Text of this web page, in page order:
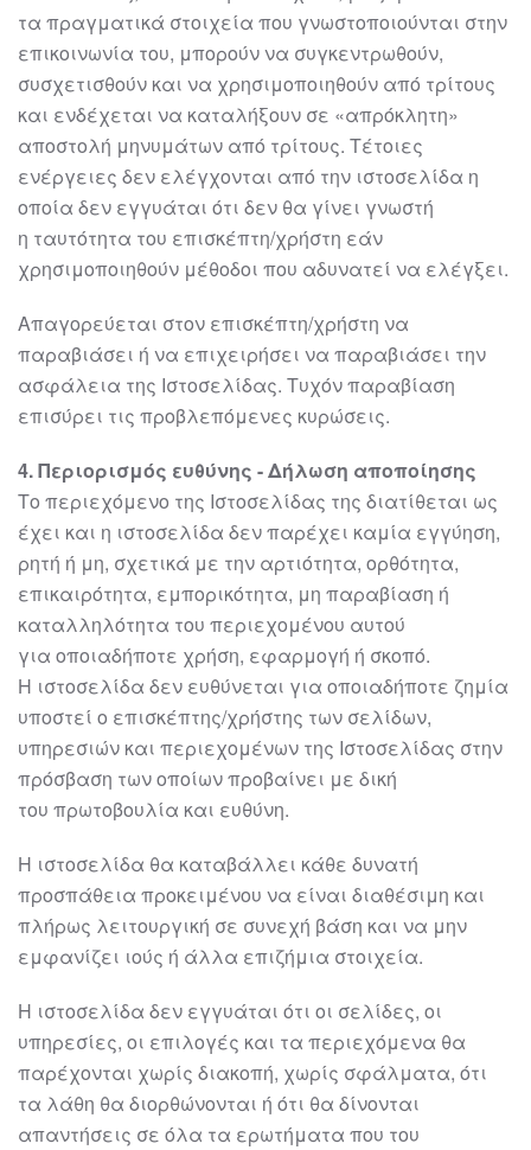
τα πραγματικά στοιχεία που γνωστοποιούνται στην
επικοινωνία του, μπορούννα συγκεντρωθούν,
συσχετισθούν και να χρησιμοποιηθούν από τρίτους
και ενδέχεται να καταλήξουν σε «απρόκλητη»
αποστολή μηνυμάτων από τρίτους. Τέτοιες
ενέργειες δεν ελέγχονται από την ιστοσελίδα η
οποία δεν εγγυάται ότι δεν θα γίνει γνωστή
η ταυτότητα του επισκέπτη/χρήστη εάν
χρησιμοποιηθούν μέθοδοι που αδυνατεί να ελέγξει.
Απαγορεύεται στον επισκέπτη/χρήστη να
παραβιάσει ή να επιχειρήσει να παραβιάσει την
ασφάλεια της Ιστοσελίδας. Τυχόν παραβίαση
επισύρει τις προβλεπόμενες κυρώσεις.
4. Περιορισμός ευθύνης -Δήλωση αποποίησης
Το περιεχόμενο της Ιστοσελίδας της διατίθεται ως
έχει και η ιστοσελίδα δεν παρέχει καμία εγγύηση,
ρητή ή μη, σχετικά με την αρτιότητα, ορθότητα,
επικαιρότητα, εμπορικότητα, μη παραβίαση ή
καταλληλότητα του περιεχομένου αυτού
για οποιαδήποτε χρήση, εφαρμογή ή σκοπό.
Η ιστοσελίδα δεν ευθύνεται για οποιαδήποτε ζημία
υποστεί ο επισκέπτης/χρήστης των σελίδων,
υπηρεσιών και περιεχομένων της Ιστοσελίδας στην
πρόσβαση των οποίων προβαίνει με δική
του πρωτοβουλία και ευθύνη.
Η ιστοσελίδα θα καταβάλλει κάθε δυνατή
προσπάθεια προκειμένου να είναι διαθέσιμη και
πλήρως λειτουργική σε συνεχή βάση και να μην
εμφανίζει ιούς ή άλλα επιζήμια στοιχεία.
Η ιστοσελίδα δεν εγγυάται ότι οι σελίδες, οι
υπηρεσίες, οι επιλογές και τα περιεχόμενα θα
παρέχονται χωρίς διακοπή, χωρίς σφάλματα, ότι
τα λάθη θα διορθώνονται ή ότι θα δίνονται
απαντήσεις σε όλα τα ερωτήματα που του